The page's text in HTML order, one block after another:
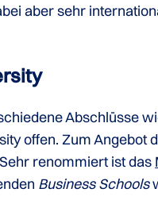
aber sehr
Abschlüsse
offen. Zum
renommiert ist das
Business Schools